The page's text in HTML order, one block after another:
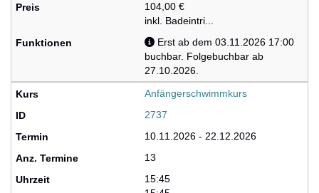
104,00 €
inkl. Badeintri...
Erst ab dem 03.11.2026 17:00
buchbar. Folgebuchbar ab
27.10.2026.
Anfängerschwimmkurs
2737
10.11.2026 - 22.12.2026
13
15:45